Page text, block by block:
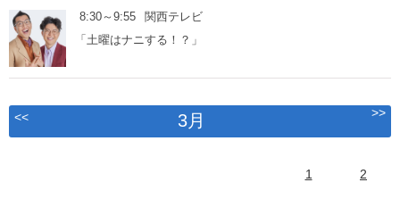
8:30～9:55
関西テレビ
「土曜はナニする！？」
<< 3月 >>
1 2